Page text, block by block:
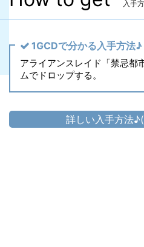
入手
1GCDで分かる入手方法♪
アライアンスレイド「禁忌都
ムでドロップする。
詳しい入手方法